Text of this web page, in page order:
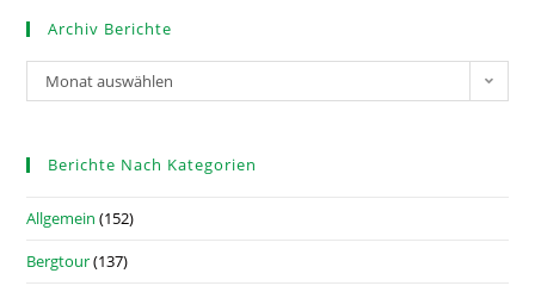
Archiv Berichte
Monat auswählen
Berichte Nach Kategorien
Allgemein (152)
Bergtour(137)